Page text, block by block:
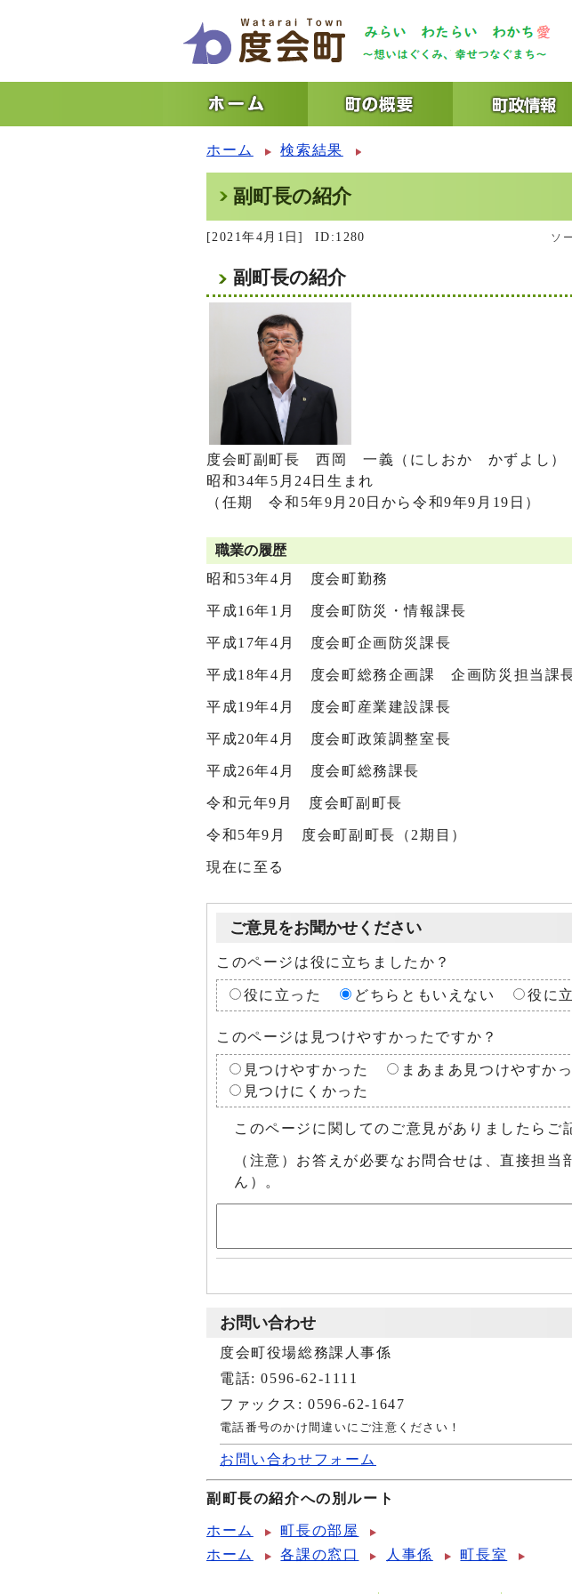
ホーム 検索結果
副町長の紹介
[2021年4月1日] ID:1280 ソ
副町長の紹介
度会町副町長 西岡 一義（にしおか かずよし）
昭和34年5月24日生まれ
（任期 令和5年9月20日から令和9年9月19日）
職業の履歴
昭和53年4月 度会町勤務
平成16年1月 度会町防災・情報課長
平成17年4月 度会町企画防災課長
平成18年4月 度会町総務企画課 企画防災担当課
平成19年4月 度会町産業建設課長
平成20年4月 度会町政策調整室長
平成26年4月 度会町総務課長
令和元年9月 度会町副町長
令和5年9月 度会町副町長（2期目）
現在に至る
ご意見をお聞かせください
このページは役に立ちましたか？
役に立った どちらともいえない 役に
このページは見つけやすかったですか？
見つけやすかった まあまあ見つけやすか
見つけにくかった
このページに関してのご意見がありましたらご
（注意）お答えが必要なお問合せは、直接担
ん）。
お問い合わせ
度会町役場総務課人事係
電話: 0596-62-1111
ファックス: 0596-62-1647
電話番号のかけ間違いにご注意ください！
お問い合わせフォーム
副町長の紹介への別ルート
ホーム
町長の部屋
ホーム
各課の窓口 人事係 町長室